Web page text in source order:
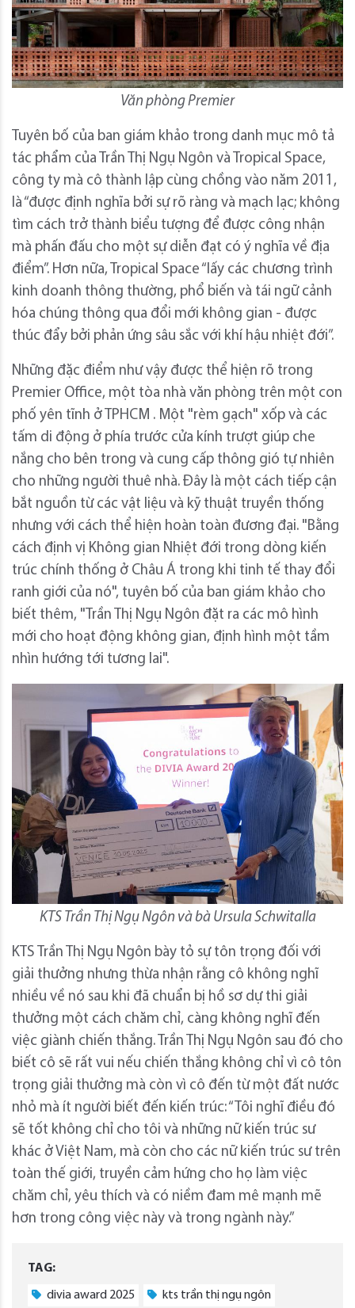
Văn phòng Premier
Tuyên bố của ban giám khảo trong danh mục mô tả
tác phẩm của Trần Thị Ngụ Ngôn và Tropical Space,
công ty mà cô thành lập cùng chồng vào năm 2011,
là “được định nghĩa bởi sự rõ ràng và mạch lạc; không
tìm cách trở thành biểu tượng để được công nhận
mà phấn đấu cho một sự diễn đạt có ý nghĩa về địa
điểm”. Hơn nữa, Tropical Space “lấy các chương trình
kinh doanh thông thường, phổ biến và tái ngữ cảnh
hóa chúng thông qua đổi mới không gian - được
thúc đẩy bởi phản ứng sâu sắc với khí hậu nhiệt đới”.
Những đặc điểm như vậy được thể hiện rõ trong
Premier Office, một tòa nhà văn phòng trên một con
phố yên tĩnh ở TPHCM . Một "rèm gạch" xốp và các
tấm di động ở phía trước cửa kính trượt giúp che
nắng cho bên trong và cung cấp thông gió tự nhiên
cho những người thuê nhà. Đây là một cách tiếp cận
bắt nguồn từ các vật liệu và kỹ thuật truyền thống
nhưng với cách thể hiện hoàn toàn đương đại. "Bằng
cách định vị Không gian Nhiệt đới trong dòng kiến ​​
trúc chính thống ở Châu Á trong khi tinh tế thay đổi
ranh giới của nó", tuyên bố của ban giám khảo cho
biết thêm, "Trần Thị Ngụ Ngôn đặt ra các mô hình
mới cho hoạt động không gian, định hình một tầm
nhìn hướng tới tương lai".
KTS Trần Thị Ngụ Ngôn và bà Ursula Schwitalla
KTS Trần Thị Ngụ Ngôn bày tỏ sự tôn trọng đối với
giải thưởng nhưng thừa nhận rằng cô không nghĩ
nhiều về nó sau khi đã chuẩn bị hồ sơ dự thi giải
thưởng một cách chăm chỉ, càng không nghĩ đến
việc giành chiến thắng. Trần Thị Ngụ Ngôn sau đó cho
biết cô sẽ rất vui nếu chiến thắng không chỉ vì cô tôn
trọng giải thưởng mà còn vì cô đến từ một đất nước
nhỏ mà ít người biết đến kiến ​​trúc: “Tôi nghĩ điều đó
sẽ tốt không chỉ cho tôi và những nữ kiến ​​trúc sư
khác ở Việt Nam, mà còn cho các nữ kiến ​​trúc sư trên
toàn thế giới, truyền cảm hứng cho họ làm việc
chăm chỉ, yêu thích và có niềm đam mê mạnh mẽ
hơn trong công việc này và trong ngành này.”
TAG:
divia award 2025 kts trần thị ngụ ngôn